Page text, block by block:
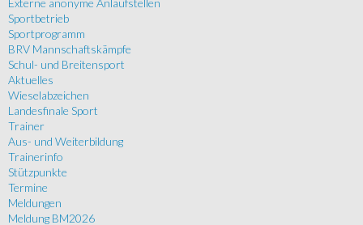
Externe anonyme Anlaufstellen
Sportbetrieb
Sportprogramm
BRV Mannschaftskämpfe
Schul- und Breitensport
Aktuelles
Wieselabzeichen
Landesfinale Sport
Trainer
Aus- und Weiterbildung
Trainerinfo
Stützpunkte
Termine
Meldungen
Meldung BM2026